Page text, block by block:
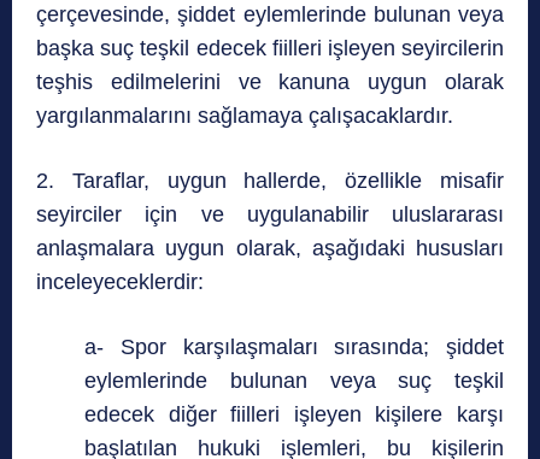
çerçevesinde, şiddet eylemlerinde bulunan veya
başka suç teşkil edecek fiilleri işleyen seyircilerin
teşhis edilmelerini ve kanuna uygun olarak
yargılanmalarını sağlamaya çalışacaklardır.
2. Taraflar, uygun hallerde, özellikle misafir
seyirciler için ve uygulanabilir uluslararası
anlaşmalara uygun olarak, aşağıdaki hususları
inceleyeceklerdir:
a- Spor karşılaşmaları sırasında; şiddet
eylemlerinde bulunan veya suç teşkil
edecek diğer fiilleri işleyen kişilere karşı
başlatılan hukuki işlemleri, bu kişilerin